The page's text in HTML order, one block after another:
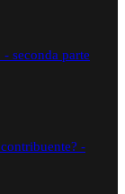
seconda parte
-